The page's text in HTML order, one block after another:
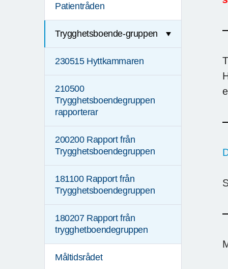
Patientråden
Trygghetsboende-gruppen
230515 Hyttkammaren
210500
Trygghetsboendegruppen
rapporterar
200200 Rapport från
Trygghetsboendegruppen
181100 Rapport från
Trygghetsboendegruppen
180207 Rapport från
trygghetboendegruppen
Måltidsrådet